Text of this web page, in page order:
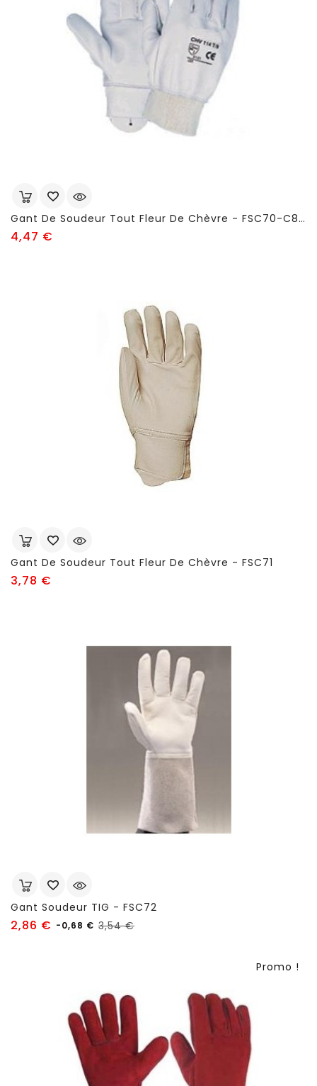
Gant De Soudeur Tout Fleur De Chèvre - FSC70-C815
4,47 €
Gant De Soudeur Tout Fleur De Chèvre - FSC71
3,78 €
Gant Soudeur TIG - FSC72
2,86 € Prix
-0,68 € 3,54 €Prix
Promo !